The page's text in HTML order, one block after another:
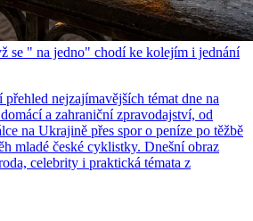
se " na jedno" chodí ke kolejím i jednání
nejzajímavějších témat dne na
a zahraniční zpravodajství, od
na Ukrajině přes spor o peníze po těžbě
mladé české cyklistky. Dnešní obraz
celebrity i praktická témata z